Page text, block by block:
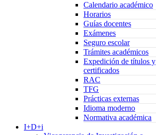
Calendario académico
Horarios
Guías docentes
Exámenes
Seguro escolar
Trámites académicos
Expedición de títulos y
certificados
RAC
TFG
Prácticas externas
Idioma moderno
Normativa académica
I+D+i